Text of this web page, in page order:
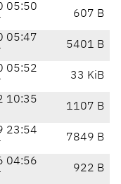
05:50
607 B
05:47
5401 B
05:52
33 KiB
10:35
1107 B
23:54
7849 B
04:56
922 B